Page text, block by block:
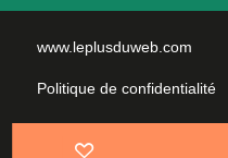
www.leplusduweb.com
Politique de confidentialité